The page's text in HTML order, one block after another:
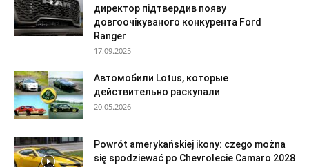
директор підтвердив появу
довгоочікуваного конкурента Ford
Ranger
17.09.2025
Автомобили Lotus, которые
действительно раскупали
20.05.2026
Powrót amerykańskiej ikony: czego można
się spodziewać po Chevrolecie Camaro 2028